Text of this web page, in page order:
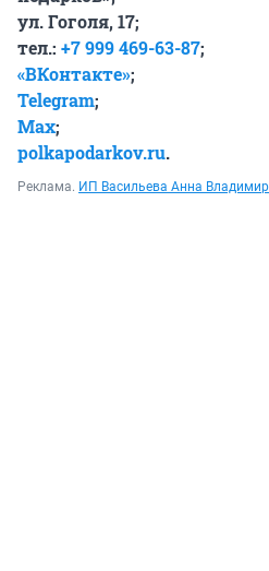
ул. Гоголя, 17;
тел.: +7 999 469-63-87;
«ВКонтакте»;
Telegram;
Max;
polkapodarkov.ru.
Реклама. ИП Васильева Анна